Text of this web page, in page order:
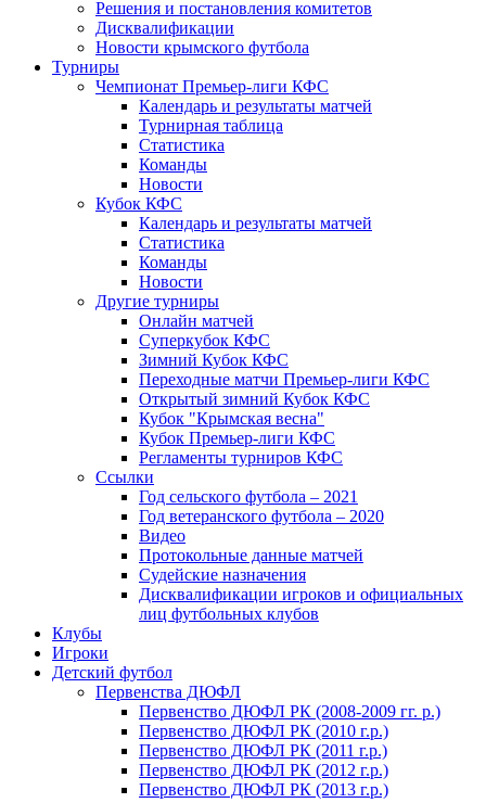
Решения и постановления комитетов
Дисквалификации
Новости крымского футбола
Турниры
Чемпионат Премьер-лиги КФС
Календарь и результаты матчей
Турнирная таблица
Статистика
Команды
Новости
Кубок КФС
Календарь и результаты матчей
Статистика
Команды
Новости
Другие турниры
Онлайн матчей
Суперкубок КФС
Зимний Кубок КФС
Переходные матчи Премьер-лиги КФС
Открытый зимний Кубок КФС
Кубок "Крымская весна"
Кубок Премьер-лиги КФС
Регламенты турниров КФС
Ссылки
Год сельского футбола – 2021
Год ветеранского футбола – 2020
Видео
Протокольные данные матчей
Судейские назначения
Дисквалификации игроков и официальных
лиц футбольных клубов
Клубы
Игроки
Детский футбол
Первенства ДЮФЛ
Первенство ДЮФЛ РК (2008-2009 гг. р.)
Первенство ДЮФЛ РК (2010 г.р.)
Первенство ДЮФЛ РК (2011 г.р.)
Первенство ДЮФЛ РК (2012 г.р.)
Первенство ДЮФЛ РК (2013 г.р.)